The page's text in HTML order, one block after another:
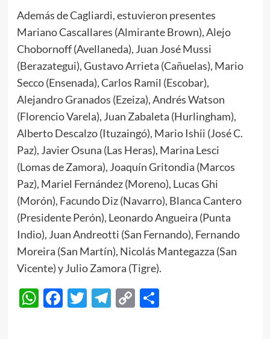
Además de Cagliardi, estuvieron presentes
Mariano Cascallares (Almirante Brown), Alejo
Chobornoff (Avellaneda), Juan José Mussi
(Berazategui), Gustavo Arrieta (Cañuelas), Mario
Secco (Ensenada), Carlos Ramil (Escobar),
Alejandro Granados (Ezeiza), Andrés Watson
(Florencio Varela), Juan Zabaleta (Hurlingham),
Alberto Descalzo (Ituzaingó), Mario Ishii (José C.
Paz), Javier Osuna (Las Heras), Marina Lesci
(Lomas de Zamora), Joaquín Gritondia (Marcos
Paz), Mariel Fernández (Moreno), Lucas Ghi
(Morón), Facundo Diz (Navarro), Blanca Cantero
(Presidente Perón), Leonardo Angueira (Punta
Indio), Juan Andreotti (San Fernando), Fernando
Moreira (San Martín), Nicolás Mantegazza (San
Vicente) y Julio Zamora (Tigre).
WhatsApp
Facebook
Twitter
Telegram
CopyCompartir